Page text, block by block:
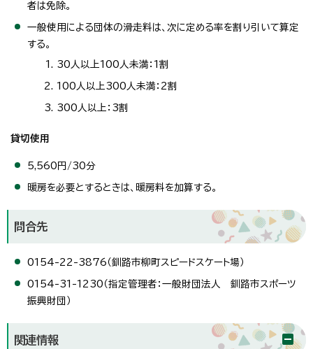
者は免除。
一般使用による団体の滑走料は、次に定める率を割り引いて算定
する。
30人以上100人未満：1割
100人以上300人未満：2割
300人以上：3割
貸切使用
5,560円/30分
暖房を必要とするときは、暖房料を加算する。
問合先
0154-22-3876（釧路市柳町スピードスケート場）
0154-31-1230（指定管理者：一般財団法人 釧路市スポーツ
振興財団）
関連情報